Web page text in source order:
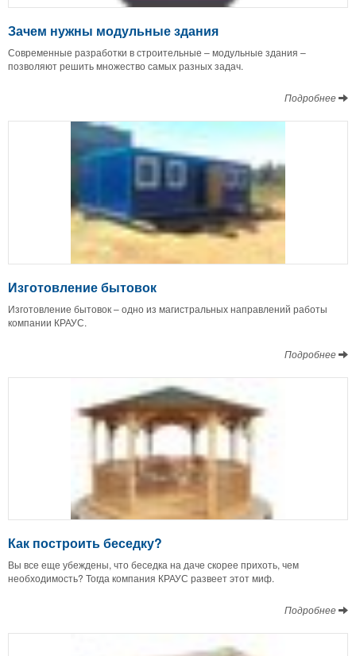
Зачем нужны модульные здания
Современные разработки в строительные – модульные здания –
позволяют решить множество самых разных задач.
Подробнее
Изготовление бытовок
Изготовление бытовок – одно из магистральных направлений работы
компании КРАУС.
Подробнее
Как построить беседку?
Вы все еще убеждены, что беседка на даче скорее прихоть, чем
необходимость? Тогда компания КРАУС развеет этот миф.
Подробнее